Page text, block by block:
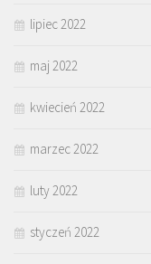
lipiec 2022
maj 2022
kwiecień 2022
marzec 2022
luty 2022
styczeń 2022